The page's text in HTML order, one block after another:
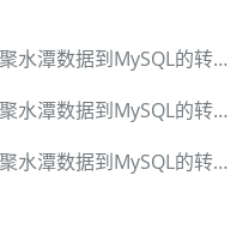
高效集成：使用轻易云平台实现聚水潭数据到MySQL的转换
高效集成：使用轻易云平台实现聚水潭数据到MySQL的转换
高效集成：使用轻易云平台实现聚水潭数据到MySQL的转换